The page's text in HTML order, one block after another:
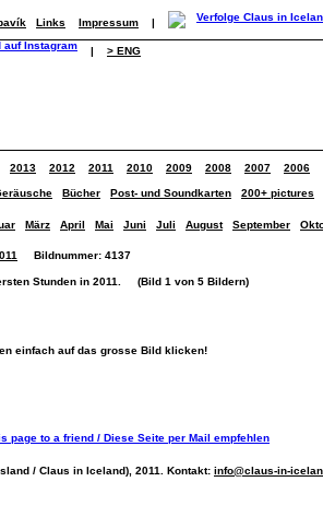
Links Impressum |
| > ENG
2013 2012 2011 2010 2009 2008 2007 2006
Bücher Post- und Soundkarten 200+ pictures
März April Mai Juni Juli August September
Bildnummer: 4137
Stunden in 2011. (Bild 1 von 5 Bildern)
einfach auf das grosse Bild klicken!
/ Claus in Iceland), 2011. Kontakt: info@claus-in-